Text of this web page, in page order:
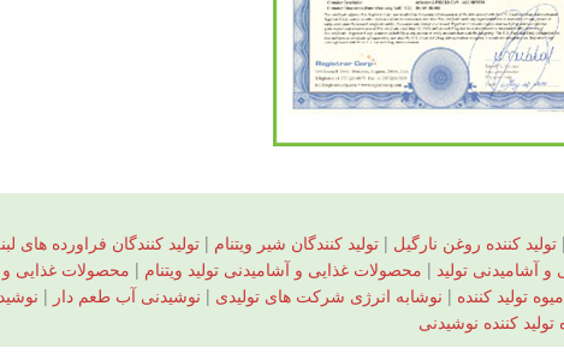
| تولید کننده روغن نارگیل | تولید کنندگان شیر ویتنام | تولید کنندگان فراورده های
آشامیدنی تولید | محصولات غذایی و آشامیدنی تولید ویتنام | محصولات غذایی
تولید کننده | نوشابه انرژی شرکت های تولیدی | نوشیدنی آب طعم دار |
کننده نوشیدنی